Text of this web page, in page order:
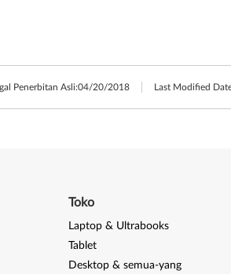
Penerbitan Asli:04/20/2018 Last Modified
Toko
Laptop & Ultrabooks
Tablet
Desktop & semua-yang